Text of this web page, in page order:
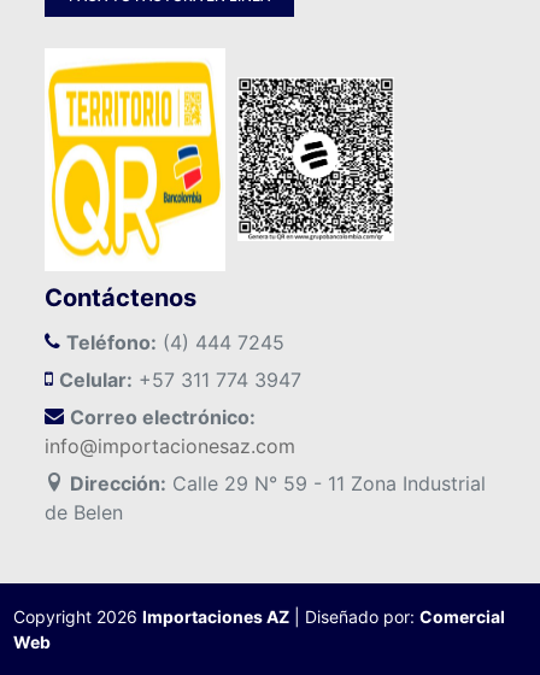
Contáctenos
Teléfono: (4) 444 7245
Celular: +57 311 774 3947
Correo electrónico:
info@importacionesaz.com
Dirección: Calle 29 N° 59 - 11 Zona Industrial
de Belen
Copyright 2026Importaciones AZ | Diseñado por:Comercial
Web